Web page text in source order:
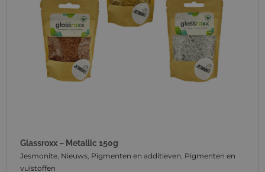
Glassroxx – Metallic 150g
Jesmonite, Nieuws, Pigmenten en additieven, Pigmenten en
vulstoffen